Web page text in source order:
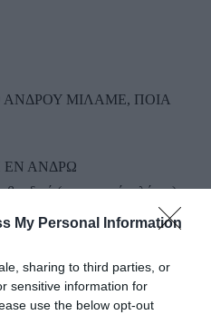
My Personal Information
sharing to third parties, or
sensitive information for
use the below opt-out
ΑΝΔΡΟΥ ΜΙΛΑΜΕ, ΠΟΙΑ
ΑΝΔΡΩ
βραδινό (περι αυτού ο λόγος)